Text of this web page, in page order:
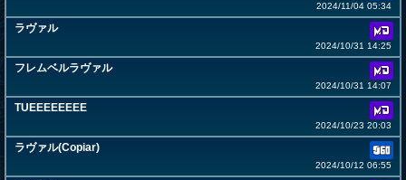
2024/11/04 05:34
ラヴァル
2024/10/31 14:25
フレムベルラヴァル
2024/10/31 14:07
TUEEEEEEEE
2024/10/23 20:03
ラヴァル(Copiar)
2024/10/12 06:55